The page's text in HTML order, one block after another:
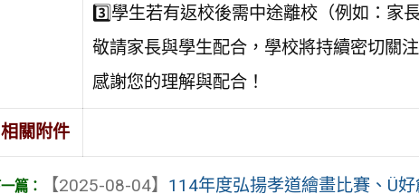
3️⃣學生若有返校後需中途離校（例如：家
敬請家長與學生配合，學校將持續密切關
感謝您的理解與配合！
相關附件
【2025-08-04】 114年度弘揚孝道繪畫比賽、Ü